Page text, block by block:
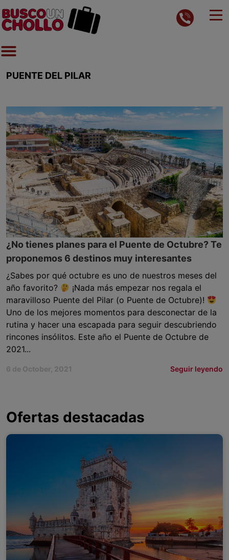
PUENTE DEL PILAR
¿No tienes planes para el Puente de Octubre? Te
proponemos 6 destinos muy interesantes
¿Sabes por qué octubre es uno de nuestros meses del
año favorito?
¡Nada más empezar nos regala el
maravilloso Puente del Pilar (o Puente de Octubre)!
Uno de los mejores momentos para desconectar de la
rutina y hacer una escapada para seguir descubriendo
rincones insólitos. Este año el Puente de Octubre de
2021...
6 de October, 2021 Seguir leyendo
Ofertas destacadas